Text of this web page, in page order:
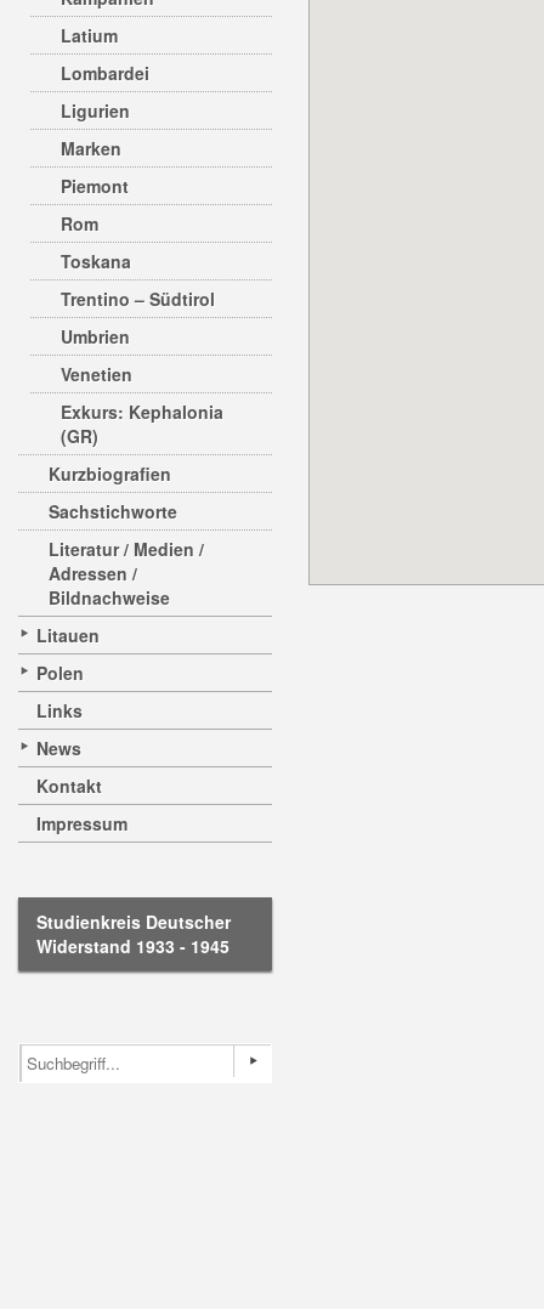
Latium
Lombardei
Ligurien
Marken
Piemont
Rom
Toskana
Trentino – Südtirol
Umbrien
Venetien
Exkurs: Kephalonia
(GR)
Kurzbiografien
Sachstichworte
Literatur / Medien /
Adressen /
Bildnachweise
Litauen
Polen
Links
News
Kontakt
Impressum
Studienkreis Deutscher
Widerstand 1933 - 1945